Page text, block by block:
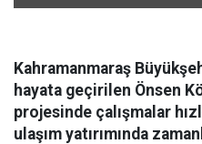
Kahramanmaraş
hayata geçirilen Önsen
projesinde çalışmalar
ulaşım yatırımında